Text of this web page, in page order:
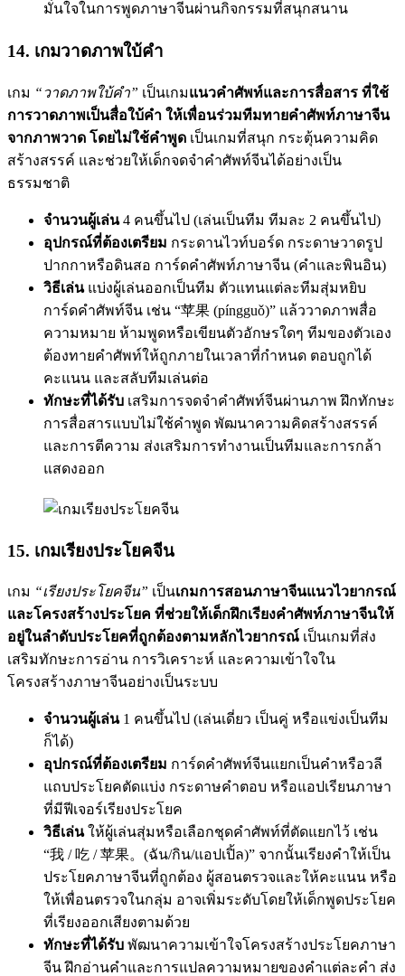
มั่นใจในการพูดภาษาจีนผ่านกิจกรรมที่สนุกสนาน
14. เกมวาดภาพใบ้คำ
เกม “วาดภาพใบ้คำ” เป็นเกมแนวคำศัพท์และการสื่อสาร ที่ใช้
การวาดภาพเป็นสื่อใบ้คำ ให้เพื่อนร่วมทีมทายคำศัพท์ภาษาจีน
จากภาพวาด โดยไม่ใช้คำพูด เป็นเกมที่สนุก กระตุ้นความคิด
สร้างสรรค์ และช่วยให้เด็กจดจำคำศัพท์จีนได้อย่างเป็น
ธรรมชาติ
จำนวนผู้เล่น4 คนขึ้นไป (เล่นเป็นทีม ทีมละ 2 คนขึ้นไป)
อุปกรณ์ที่ต้องเตรียม กระดานไวท์บอร์ด กระดาษวาดรูป
ปากกาหรือดินสอ การ์ดคำศัพท์ภาษาจีน (คำและพินอิน)
วิธีเล่น แบ่งผู้เล่นออกเป็นทีม ตัวแทนแต่ละทีมสุ่มหยิบ
การ์ดคำศัพท์จีน เช่น “苹果 (píngguǒ)” แล้ววาดภาพสื่อ
ความหมาย ห้ามพูดหรือเขียนตัวอักษรใดๆ ทีมของตัวเอง
ต้องทายคำศัพท์ให้ถูกภายในเวลาที่กำหนด ตอบถูกได้
คะแนน และสลับทีมเล่นต่อ
ทักษะที่ได้รับ เสริมการจดจำคำศัพท์จีนผ่านภาพ ฝึกทักษะ
การสื่อสารแบบไม่ใช้คำพูด พัฒนาความคิดสร้างสรรค์
และการตีความ ส่งเสริมการทำงานเป็นทีมและการกล้า
แสดงออก
15. เกมเรียงประโยคจีน
เกม “เรียงประโยคจีน” เป็นเกมการสอนภาษาจีนแนวไวยากรณ์
และโครงสร้างประโยค ที่ช่วยให้เด็กฝึกเรียงคำศัพท์ภาษาจีนให้
อยู่ในลำดับประโยคที่ถูกต้องตามหลักไวยากรณ์ เป็นเกมที่ส่ง
เสริมทักษะการอ่าน การวิเคราะห์ และความเข้าใจใน
โครงสร้างภาษาจีนอย่างเป็นระบบ
จำนวนผู้เล่น 1 คนขึ้นไป (เล่นเดี่ยว เป็นคู่ หรือแข่งเป็นทีม
ก็ได้)
อุปกรณ์ที่ต้องเตรียม การ์ดคำศัพท์จีนแยกเป็นคำหรือวลี
แถบประโยคตัดแบ่ง กระดาษคำตอบ หรือแอปเรียนภาษา
ที่มีฟีเจอร์เรียงประโยค
วิธีเล่นให้ผู้เล่นสุ่มหรือเลือกชุดคำศัพท์ที่ตัดแยกไว้ เช่น
“我 / 吃 / 苹果。(ฉัน/กิน/แอปเปิ้ล)” จากนั้นเรียงคำให้เป็น
ประโยคภาษาจีนที่ถูกต้อง ผู้สอนตรวจและให้คะแนน หรือ
ให้เพื่อนตรวจในกลุ่ม อาจเพิ่มระดับโดยให้เด็กพูดประโยค
ที่เรียงออกเสียงตามด้วย
ทักษะที่ได้รับ พัฒนาความเข้าใจโครงสร้างประโยคภาษา
จีน ฝึกอ่านคำและการแปลความหมายของคำแต่ละคำ ส่ง